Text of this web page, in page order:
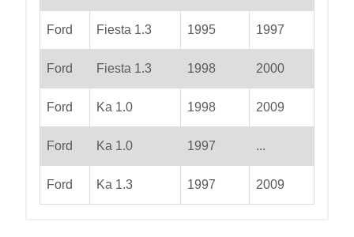
Ford Fiesta 1.3 1995 1997
Ford Fiesta 1.3 1998 2000
Ford Ka 1.0 1998 2009
Ford Ka 1.0 1997 ...
Ford Ka 1.3 1997 2009